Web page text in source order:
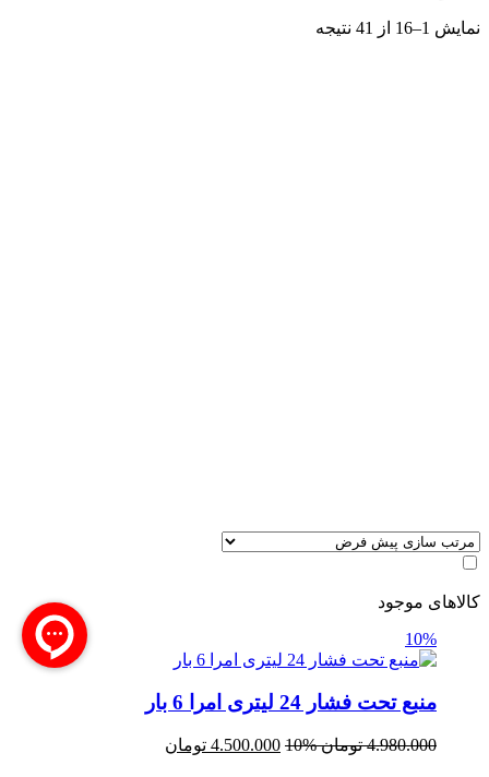
نمایش 1–16 از 41 نتیجه
کالاهای موجود
10%
منبع تحت فشار 24 لیتری امرا 6 بار
4.980.000 تومان 10%
4.500.000 تومان